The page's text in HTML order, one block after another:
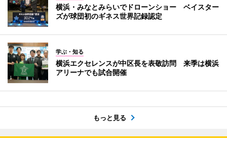
横浜・みなとみらいでドローンショー ベイスター
ズが球団初のギネス世界記録認定
学ぶ・知る
横浜エクセレンスが中区長を表敬訪問 来季は横浜
アリーナでも試合開催
もっと見る